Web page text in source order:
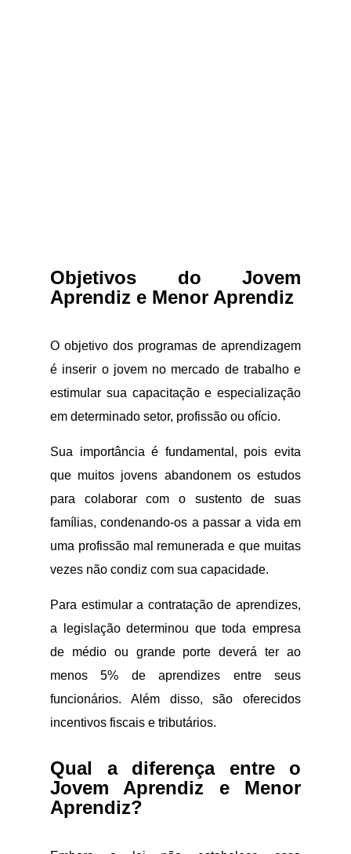
Objetivos do Jovem
Aprendiz e Menor Aprendiz
O objetivo dos programas de aprendizagem
é inserir o jovem no mercado de trabalho e
estimular sua capacitação e especialização
em determinado setor, profissão ou ofício.
Sua importância é fundamental, pois evita
que muitos jovens abandonem os estudos
para colaborar com o sustento de suas
famílias, condenando-os a passar a vida em
uma profissão mal remunerada e que muitas
vezes não condiz com sua capacidade.
Para estimular a contratação de aprendizes,
a legislação determinou que toda empresa
de médio ou grande porte deverá ter ao
menos 5% de aprendizes entre seus
funcionários. Além disso, são oferecidos
incentivos fiscais e tributários.
Qual a diferença entre o
Jovem Aprendiz e Menor
Aprendiz?